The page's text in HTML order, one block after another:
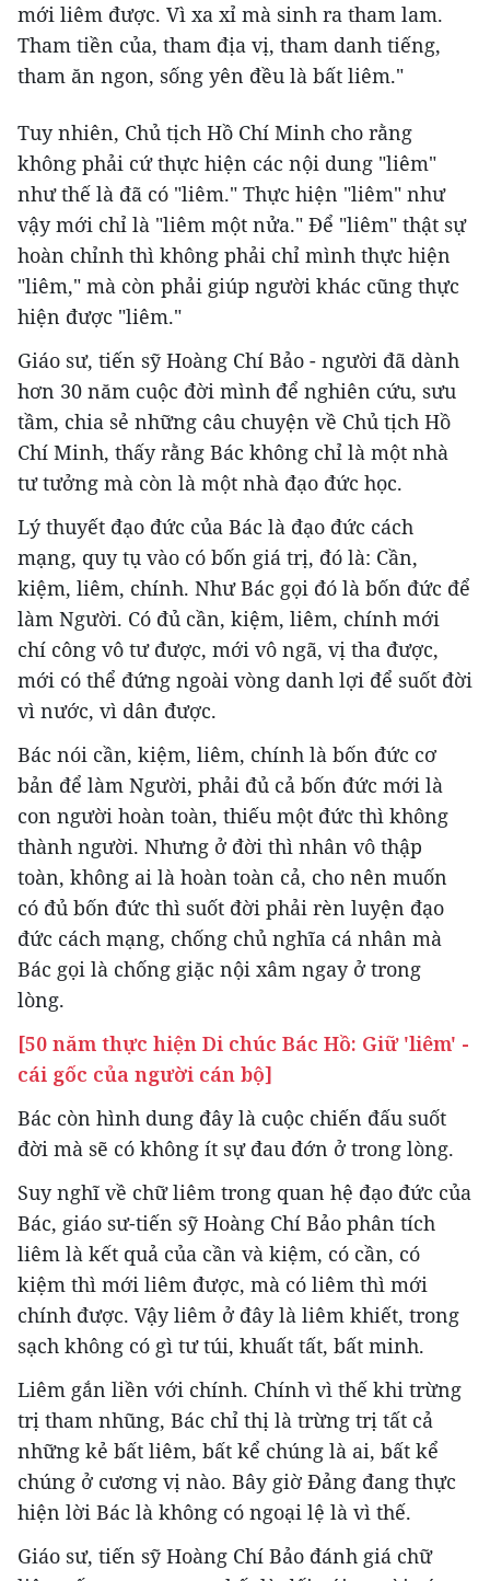
mới liêm được. Vì xa xỉ mà sinh ra tham lam.
Tham tiền của, tham địa vị, tham danh tiếng,
tham ăn ngon, sống yên đều là bất liêm."
Tuy nhiên, Chủ tịch Hồ Chí Minh cho rằng
không phải cứ thực hiện các nội dung "liêm"
như thế là đã có "liêm." Thực hiện "liêm" như
vậy mới chỉ là "liêm một nửa." Để "liêm" thật sự
hoàn chỉnh thì không phải chỉ mình thực hiện
"liêm," mà còn phải giúp người khác cũng thực
hiện được "liêm."
Giáo sư, tiến sỹ Hoàng Chí Bảo - người đã dành
hơn 30 năm cuộc đời mình để nghiên cứu, sưu
tầm, chia sẻ những câu chuyện về Chủ tịch Hồ
Chí Minh, thấy rằng Bác không chỉ là một nhà
tư tưởng mà còn là một nhà đạo đức học.
Lý thuyết đạo đức của Bác là đạo đức cách
mạng, quy tụ vào có bốn giá trị, đó là: Cần,
kiệm, liêm, chính. Như Bác gọi đó là bốn đức để
làm Người. Có đủ cần, kiệm, liêm, chính mới
chí công vô tư được, mới vô ngã, vị tha được,
mới có thể đứng ngoài vòng danh lợi để suốt đời
vì nước, vì dân được.
Bác nói cần, kiệm, liêm, chính là bốn đức cơ
bản để làm Người, phải đủ cả bốn đức mới là
con người hoàn toàn, thiếu một đức thì không
thành người. Nhưng ở đời thì nhân vô thập
toàn, không ai là hoàn toàn cả, cho nên muốn
có đủ bốn đức thì suốt đời phải rèn luyện đạo
đức cách mạng, chống chủ nghĩa cá nhân mà
Bác gọi là chống giặc nội xâm ngay ở trong
lòng.
[50 năm thực hiện Di chúc Bác Hồ: Giữ 'liêm' -
cái gốc của người cán bộ]
Bác còn hình dung đây là cuộc chiến đấu suốt
đời mà sẽ có không ít sự đau đớn ở trong lòng.
Suy nghĩ về chữ liêm trong quan hệ đạo đức của
Bác, giáo sư-tiến sỹ Hoàng Chí Bảo phân tích
liêm là kết quả của cần và kiệm, có cần, có
kiệm thì mới liêm được, mà có liêm thì mới
chính được. Vậy liêm ở đây là liêm khiết, trong
sạch không có gì tư túi, khuất tất, bất minh.
Liêm gắn liền với chính. Chính vì thế khi trừng
trị tham nhũng, Bác chỉ thị là trừng trị tất cả
những kẻ bất liêm, bất kể chúng là ai, bất kể
chúng ở cương vị nào. Bây giờ Đảng đang thực
hiện lời Bác là không có ngoại lệ là vì thế.
Giáo sư, tiến sỹ Hoàng Chí Bảo đánh giá chữ